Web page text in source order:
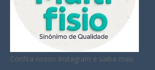
Confira nosso Instagram e saiba mais